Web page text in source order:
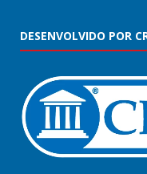
DESENVOLVIDO POR